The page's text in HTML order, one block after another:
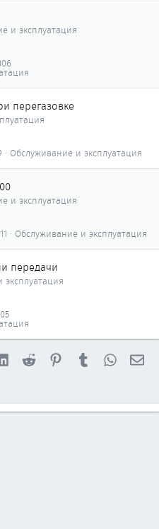
и эксплуатация
перегазовке
Обслуживание и эксплуатация
и эксплуатация
Обслуживание и эксплуатация
передачи
LinkedInReddit PinterestTumblr